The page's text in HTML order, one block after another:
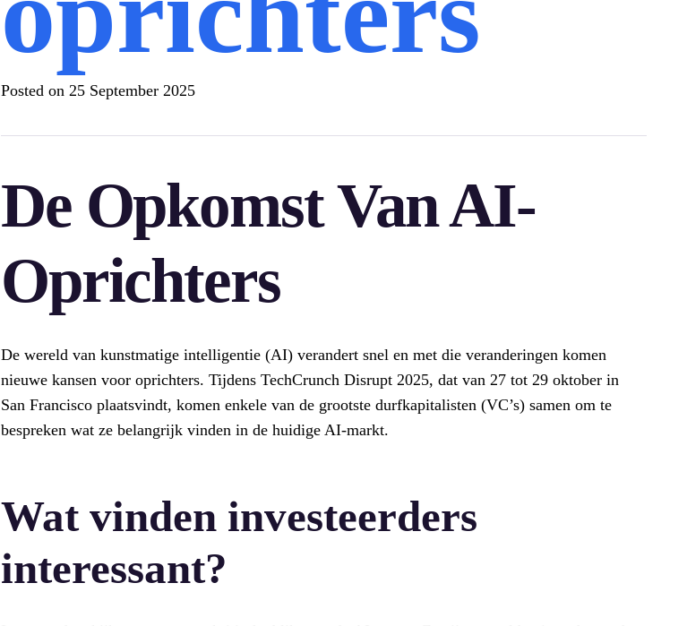
Posted on 25 September 2025
De Opkomst Van AI-
Oprichters
De wereld van kunstmatige intelligentie (AI) verandert snel en met die veranderingen komen
nieuwe kansen voor oprichters. Tijdens TechCrunch Disrupt 2025, dat van 27 tot 29 oktober in
San Francisco plaatsvindt, komen enkele van de grootste durfkapitalisten (VC’s) samen om te
bespreken wat ze belangrijk vinden in de huidige AI-markt.
Wat vinden investeerders
interessant?